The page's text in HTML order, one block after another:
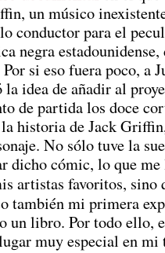
un músico
conductor para el
negra estadounidense,
si eso fuera poco, a
idea de añadir al
de partida los doce
historia de Jack
No sólo tuve la
dicho cómic, lo que me
artistas favoritos, sino
también mi primera
un libro. Por todo ello,
muy especial en mi